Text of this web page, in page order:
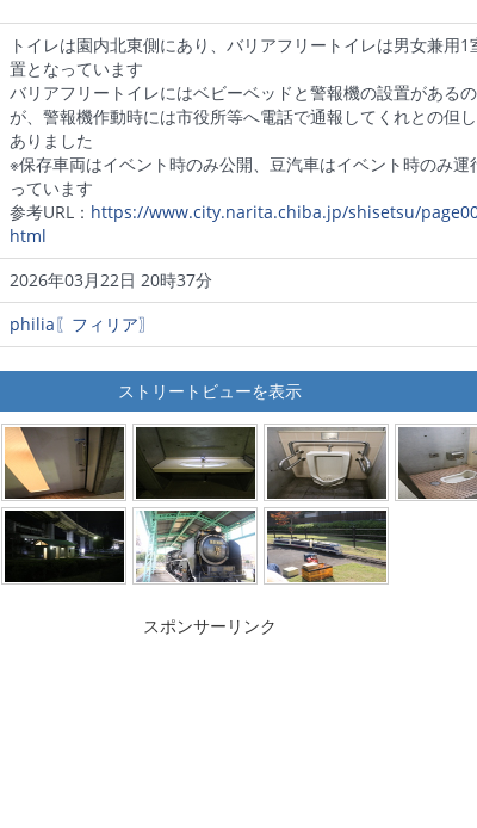
トイレは園内北東側にあり、バリアフリートイレは男女兼用1
置となっています
バリアフリートイレにはベビーベッドと警報機の設置がある
が、警報機作動時には市役所等へ電話で通報してくれとの但
ありました
※保存車両はイベント時のみ公開、豆汽車はイベント時のみ運
っています
参考URL： https://www.city.narita.chiba.jp/shisetsu/
html
2026年03月22日 20時37分
philia〖フィリア〗
ストリートビューを表示
スポンサーリンク